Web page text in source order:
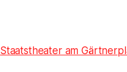
Staatstheater am